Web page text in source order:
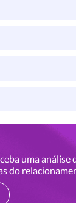
uma análise
do